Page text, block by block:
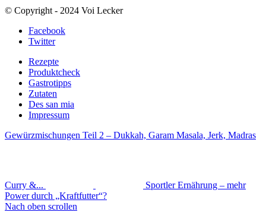
© Copyright - 2024 Voi Lecker
Facebook
Twitter
Rezepte
Produktcheck
Gastrotipps
Zutaten
Des san mia
Impressum
Gewürzmischungen Teil 2 – Dukkah, Garam Masala, Jerk, Madras
Curry &...
Sportler Ernährung – mehr
Power durch „Kraftfutter“?
Nach oben scrollen